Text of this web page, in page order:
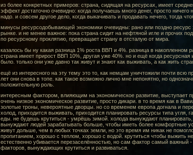
из более конкретных примеров: страна, сидящая на ресурсах, имеет
эффект достаточно очевидно: когда получаешь много денег, просто
надо. и совсем другое дело, когда выкачивать и продавать нечего, тогда
минусы ресурсодобывающей экономики очевидны: рано или поздно
рынке. и не менее важное: пока страна сидит на нефтяной игле и прочих
по ресурсному проклятию, превращает страну в отсталую от мира.
казалось бы ну какая разница 1% роста ВВП и 4%. разница в накопленном
страна имеет прирост ВВП 10%, другая уже 40%. но и ещё когда ресурсная
было. только они уже давно так живут и знают как выживать, а как жить
ещё из интересного на эту тему это то, как немцам уничтожили почти
лет они снова в топе. как такое возможно лично мне непонятно, но
положительную роль.
интересным фактором, влияющим на экономическое развитие, выступает
очень низкое экономическое развитие, просто дикари. в то время как в
золотые троны, невероятные дворцы. но со временем европа догнала и
холод, приходится выживать, приходится планировать ресурсы типа угля,
еды. не будешь крутиться - умрёшь зимой. холода вынуждают
вынуждают людей зарабатывать больше, чтобы иметь более комфортные
живут дольше, чем в любых точках земли, но это время им никак не
пропитанием, хорошо с теплом, хорошо с водой. крутиться чтобы выжить
естественно убивается перезаселённостью, но сам фактор самый
факторов, вынуждающих крутиться и развиваться.